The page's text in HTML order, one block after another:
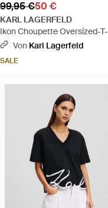
99,95 €50 €
KARL LAGERFELD
Ikon Choupette Oversized-T-
Shirt, Damen, Größe - Natur
Von Karl Lagerfeld
SALE